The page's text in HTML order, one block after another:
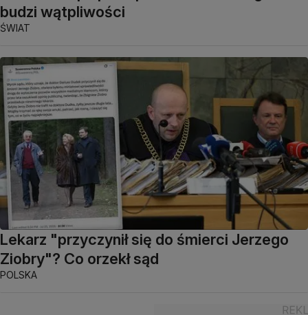
budzi wątpliwości
ŚWIAT
Lekarz "przyczynił się do śmierci Jerzego
Ziobry"? Co orzekł sąd
POLSKA